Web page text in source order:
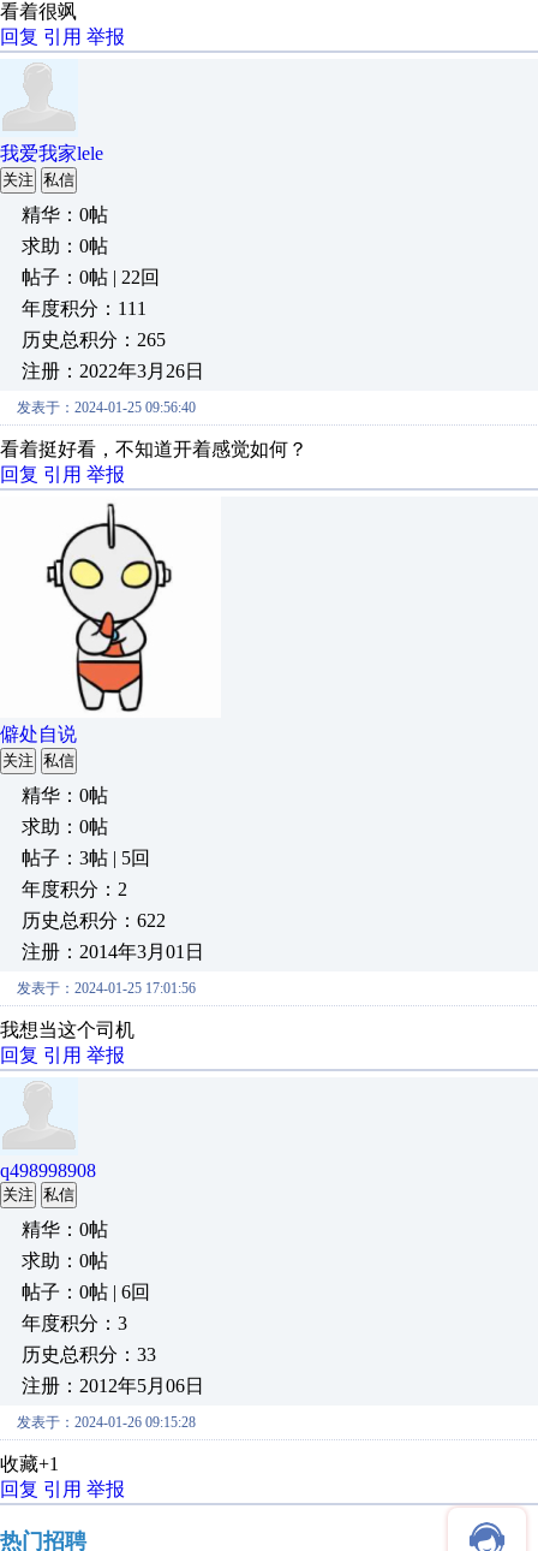
看着很飒
回复 引用 举报
我爱我家lele
关注 私信
精华：0帖
求助：0帖
帖子：0帖 | 22回
年度积分：111
历史总积分：265
注册：2022年3月26日
发表于：2024-01-25 09:56:40
看着挺好看，不知道开着感觉如何？
回复 引用 举报
僻处自说
关注 私信
精华：0帖
求助：0帖
帖子：3帖 | 5回
年度积分：2
历史总积分：622
注册：2014年3月01日
发表于：2024-01-25 17:01:56
我想当这个司机
回复 引用 举报
q498998908
关注 私信
精华：0帖
求助：0帖
帖子：0帖 | 6回
年度积分：3
历史总积分：33
注册：2012年5月06日
发表于：2024-01-26 09:15:28
收藏+1
回复 引用 举报
热门招聘